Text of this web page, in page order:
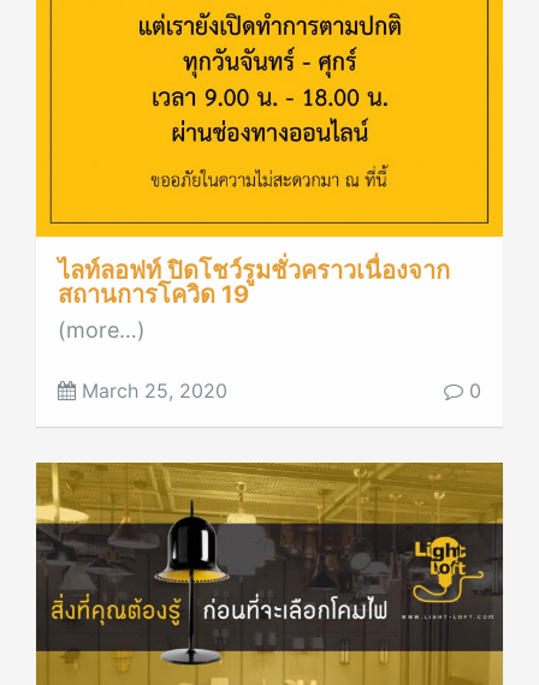
ไลท์ลอฟท์ ปิดโชว์รูมชั่วคราวเนื่องจาก
สถานการโควิด 19
(more…)
March 25, 2020 0